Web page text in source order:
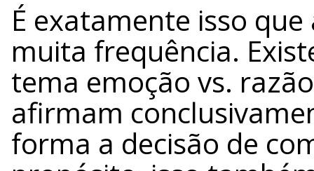
É exatamente isso
muita frequência.
tema emoção vs.
afirmam
forma a decisão de